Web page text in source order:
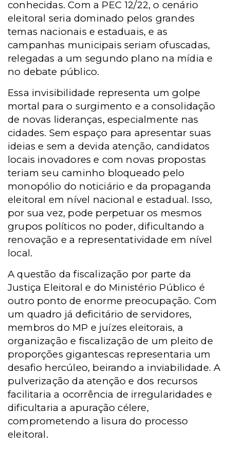
conhecidas. Com a PEC 12/22, o cenário
eleitoral seria dominado pelos grandes
temas nacionais e estaduais, e as
campanhas municipais seriam ofuscadas,
relegadas a um segundo plano na mídia e
no debate público.
Essa invisibilidade representa um golpe
mortal para o surgimento e a consolidação
de novas lideranças, especialmente nas
cidades. Sem espaço para apresentar suas
ideias e sem a devida atenção, candidatos
locais inovadores e com novas propostas
teriam seu caminho bloqueado pelo
monopólio do noticiário e da propaganda
eleitoral em nível nacional e estadual. Isso,
por sua vez, pode perpetuar os mesmos
grupos políticos no poder, dificultando a
renovação e a representatividade em nível
local.
A questão da fiscalização por parte da
Justiça Eleitoral e do Ministério Público é
outro ponto de enorme preocupação. Com
um quadro já deficitário de servidores,
membros do MP e juízes eleitorais, a
organização e fiscalização de um pleito de
proporções gigantescas representaria um
desafio hercúleo, beirando a inviabilidade. A
pulverização da atenção e dos recursos
facilitaria a ocorrência de irregularidades e
dificultaria a apuração célere,
comprometendo a lisura do processo
eleitoral.